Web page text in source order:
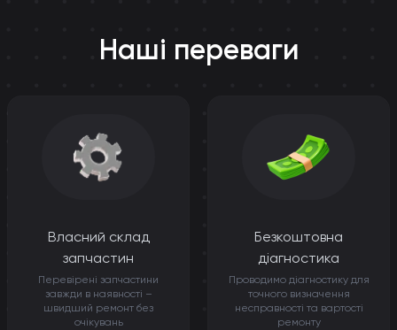
Наші переваги
Власний склад
запчастин
Перевірені запчастини
завжди в наявності –
швидший ремонт без
очікувань
Безкоштовна
діагностика
Проводимо діагностику для
точного визначення
несправності та вартості
ремонту